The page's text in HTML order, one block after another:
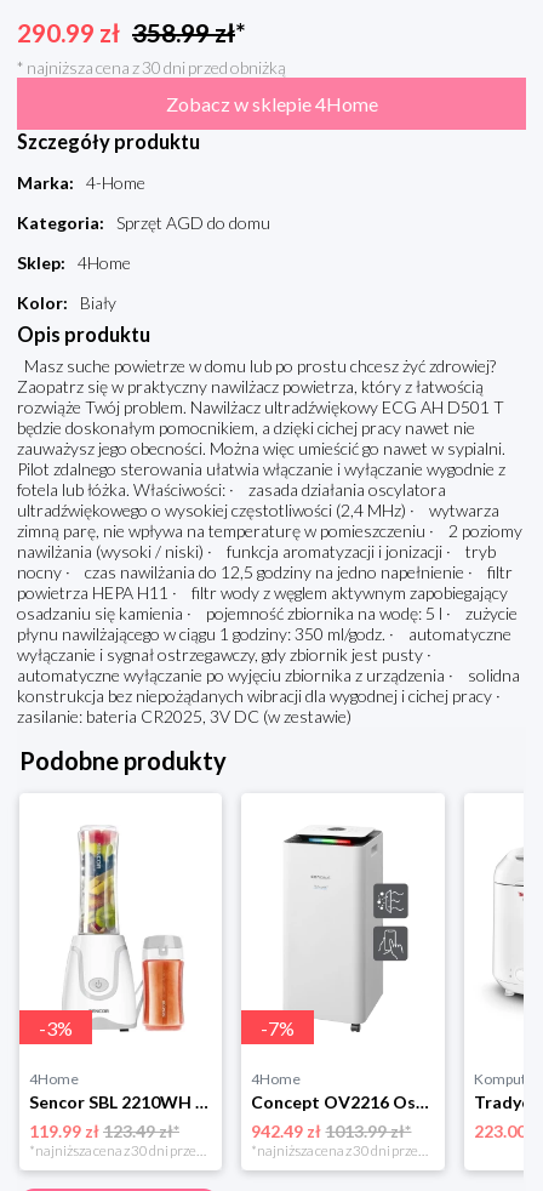
290.99 zł 358.99zł*
* najniższa cena z 30 dni przed obniżką
Zobacz w sklepie 4Home
Szczegóły produktu
Marka:
4-Home
Kategoria:
Sprzęt AGD do domu
Sklep:
4Home
Kolor: Biały
Opis produktu
Masz suche powietrze w domu lub po prostu chcesz żyć zdrowiej?
Zaopatrz się w praktyczny nawilżacz powietrza, który z łatwością
rozwiąże Twój problem. Nawilżacz ultradźwiękowy ECG AH D501 T
będzie doskonałym pomocnikiem, a dzięki cichej pracy nawet nie
zauważysz jego obecności. Można więc umieścić go nawet w sypialni.
Pilot zdalnego sterowania ułatwia włączanie i wyłączanie wygodnie z
fotela lub łóżka. Właściwości: · zasada działania oscylatora
ultradźwiękowego o wysokiej częstotliwości (2,4 MHz) · wytwarza
zimną parę, nie wpływa na temperaturę w pomieszczeniu · 2 poziomy
nawilżania (wysoki / niski) · funkcja aromatyzacji i jonizacji · tryb
nocny · czas nawilżania do 12,5 godziny na jedno napełnienie · filtr
powietrza HEPA H11 · filtr wody z węglem aktywnym zapobiegający
osadzaniu się kamienia · pojemność zbiornika na wodę: 5 l · zużycie
płynu nawilżającego w ciągu 1 godziny: 350 ml/godz. · automatyczne
wyłączanie i sygnał ostrzegawczy, gdy zbiornik jest pusty ·
automatyczne wyłączanie po wyjęciu zbiornika z urządzenia · solidna
konstrukcja bez niepożądanych wibracji dla wygodnej i cichej pracy ·
zasilanie: bateria CR2025, 3V DC (w zestawie)
Podobne produkty
-3%
4Home
Sencor SBL 2210WH mikser do smoothie, biały
119.99 zł123.49 zł*
*najniższa cena z 30 dni przed obniżką
-7%
4Home
Concept OV2216 Osuszacz powietrza Perfect Air Smart, biały
942.49 zł 1013.99 zł*
*najniższa cena z 30 dni przed obniżką
223.00 zł